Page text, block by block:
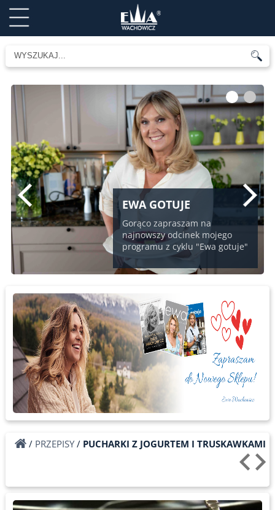
EWA GOTUJE
Gorąco zapraszam na
najnowszy odcinek mojego
programu z cyklu "Ewa gotuje"
1 2
/ PRZEPISY/ PUCHARKI Z JOGURTEM I TRUSKAWKAMI